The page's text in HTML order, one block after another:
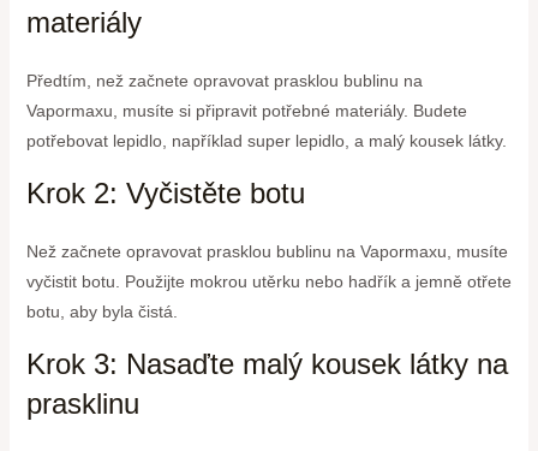
materiály
Předtím, než začnete opravovat prasklou bublinu na
Vapormaxu, musíte si připravit potřebné materiály. Budete
potřebovat lepidlo, například super lepidlo, a malý kousek látky.
Krok 2: Vyčistěte botu
Než začnete opravovat prasklou bublinu na Vapormaxu, musíte
vyčistit botu. Použijte mokrou utěrku nebo hadřík a jemně otřete
botu, aby byla čistá.
Krok 3: Nasaďte malý kousek látky na
prasklinu